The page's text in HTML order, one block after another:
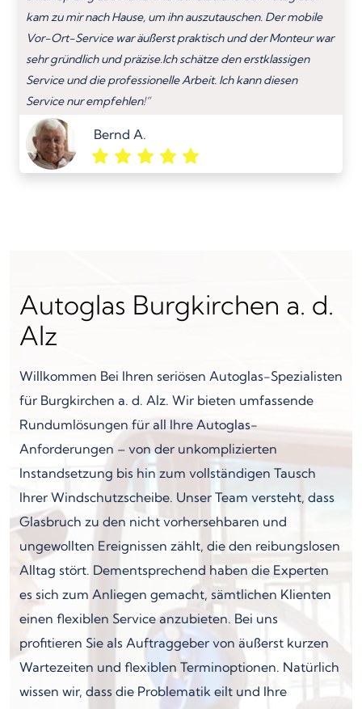
kam zu mir nach Hause, um ihn auszutauschen. Der mobile
Vor-Ort-Service war äußerst praktisch und der Monteur war
sehr gründlich und präzise.Ich schätze den erstklassigen
Service und die professionelle Arbeit. Ich kann diesen
Service nur empfehlen!”
Bernd A.
Autoglas Burgkirchen a. d.
Alz
Willkommen Bei Ihren seriösen Autoglas-Spezialisten
für Burgkirchen a. d. Alz. Wir bieten umfassende
Rundumlösungen für all Ihre Autoglas-
Anforderungen – von der unkomplizierten
Instandsetzung bis hin zum vollständigen Tausch
Ihrer Windschutzscheibe. Unser Team versteht, dass
Glasbruch zu den nicht vorhersehbaren und
ungewollten Ereignissen zählt, die den reibungslosen
Alltag stört. Dementsprechend haben die Experten
es sich zum Anliegen gemacht, sämtlichen Klienten
einen flexiblen Service anzubieten. Bei uns
profitieren Sie als Auftraggeber von äußerst kurzen
Wartezeiten und flexiblen Terminoptionen. Natürlich
wissen wir, dass die Problematik eilt und Ihre